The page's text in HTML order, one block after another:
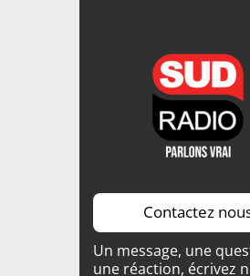
Contactez
Un message, une
une réaction, écrivez